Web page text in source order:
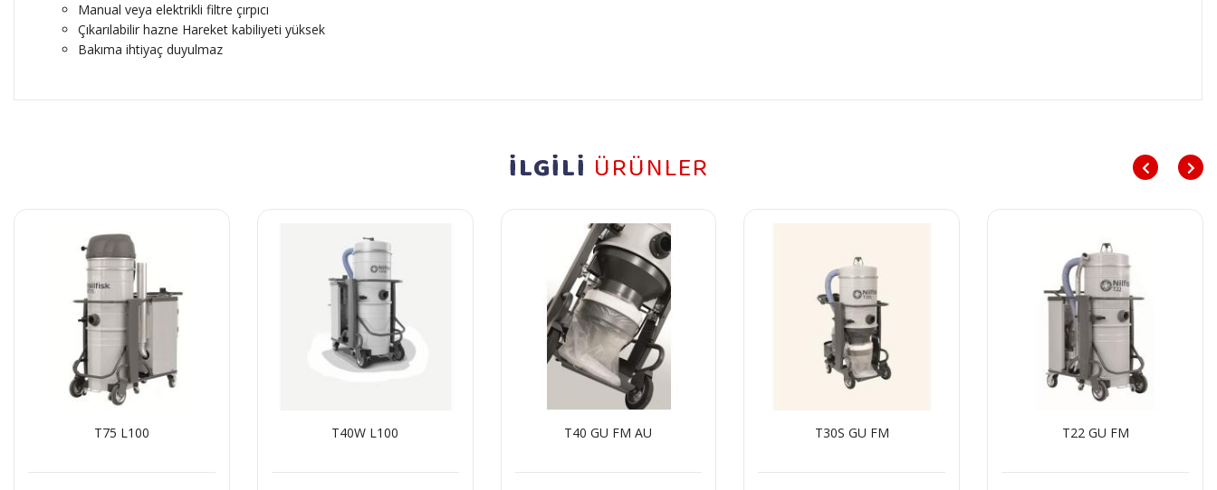
Manual veya elektrikli filtre çırpıcı
Çıkarılabilir hazne Hareket kabiliyeti yüksek
Bakıma ihtiyaç duyulmaz
İLGİLİ ÜRÜNLER
T75 L100 T40W L100 T40 GU FM AU T30S GU FM T22 GU FM